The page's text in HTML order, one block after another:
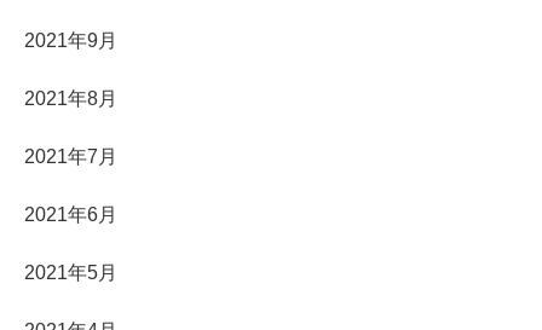
2021年9月
2021年8月
2021年7月
2021年6月
2021年5月